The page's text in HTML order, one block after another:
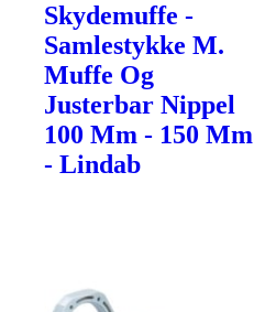
Skydemuffe -
Samlestykke M.
Muffe Og
Justerbar Nippel
100 Mm - 150 Mm
- Lindab